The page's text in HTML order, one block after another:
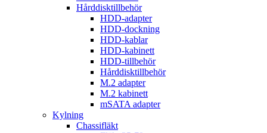
Hårddisktillbehör
HDD-adapter
HDD-dockning
HDD-kablar
HDD-kabinett
HDD-tillbehör
Hårddisktillbehör
M.2 adapter
M.2 kabinett
mSATA adapter
Kylning
Chassifläkt